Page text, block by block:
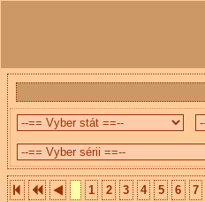
1 2 3 4 5 6 7